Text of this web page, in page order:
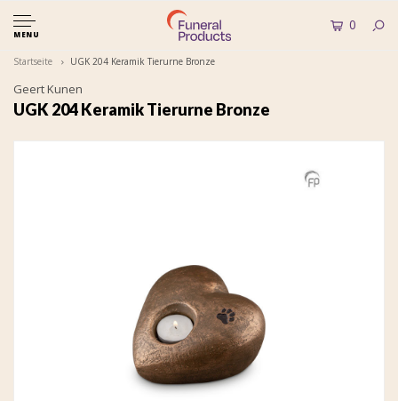
MENU
0
Startseite UGK 204 Keramik Tierurne Bronze
Geert Kunen
UGK 204 Keramik Tierurne Bronze